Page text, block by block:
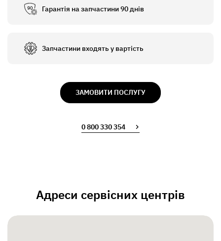
Гарантія на запчастини 90 днів
Запчастини входять у вартість
ЗАМОВИТИ ПОСЛУГУ
0 800 330 354
Адреси сервісних центрів